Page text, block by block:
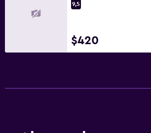
Ideal para familias
Gimnasio
Piscina (cubierta)
9,5
$420